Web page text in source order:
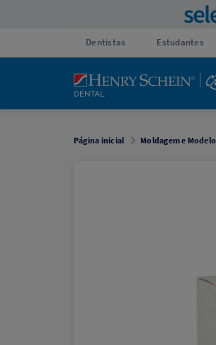
Dentistas Estudantes
Página inicial Moldagem e Modelo